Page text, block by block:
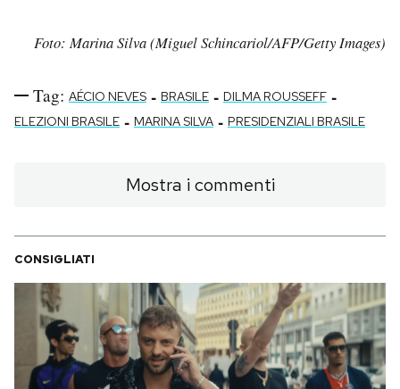
Foto: Marina Silva (Miguel Schincariol/AFP/Getty Images)
Tag: AÉCIO NEVES - BRASILE - DILMA ROUSSEFF -
ELEZIONI BRASILE - MARINA SILVA - PRESIDENZIALI BRASILE
Mostra i commenti
CONSIGLIATI